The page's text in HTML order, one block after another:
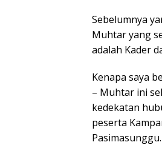
Sebelumnya
Muhtar yang
adalah Kader
Kenapa saya
– Muhtar ini
kedekatan
peserta
Pasimasunggu.